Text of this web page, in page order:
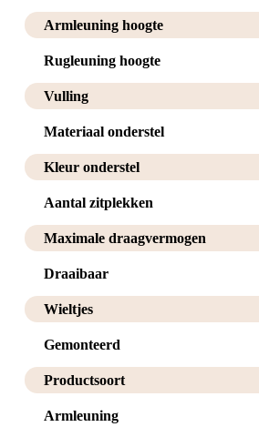
Armleuning hoogte
Rugleuning hoogte
Vulling
Materiaal onderstel
Kleur onderstel
Aantal zitplekken
Maximale draagvermogen
Draaibaar
Wieltjes
Gemonteerd
Productsoort
Armleuning